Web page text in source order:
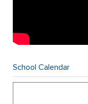
School Calendar